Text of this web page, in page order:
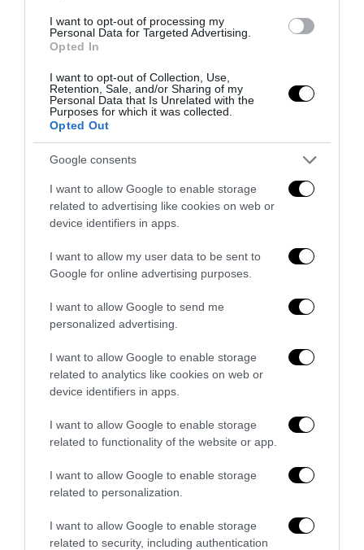
I want to opt-out of processing my
Personal Data for Targeted Advertising.
Opted In
I want to opt-out of Collection, Use,
Retention, Sale, and/or Sharing of my
Personal Data that Is Unrelated with the
Purposes for which it was collected.
Opted Out
Google consents
I want to allow Google to enable storage
related to advertising like cookies on web or
device identifiers in apps.
I want to allow my user data to be sent to
Google for online advertising purposes.
I want to allow Google to send me
personalized advertising.
I want to allow Google to enable storage
related to analytics like cookies on web or
device identifiers in apps.
I want to allow Google to enable storage
related to functionality of the website or app.
I want to allow Google to enable storage
related to personalization.
I want to allow Google to enable storage
related to security, including authentication
esplode su Israele
Strage di Bologna, Borsellino e mafia-appalti: i segreti
29 Luglio 2026